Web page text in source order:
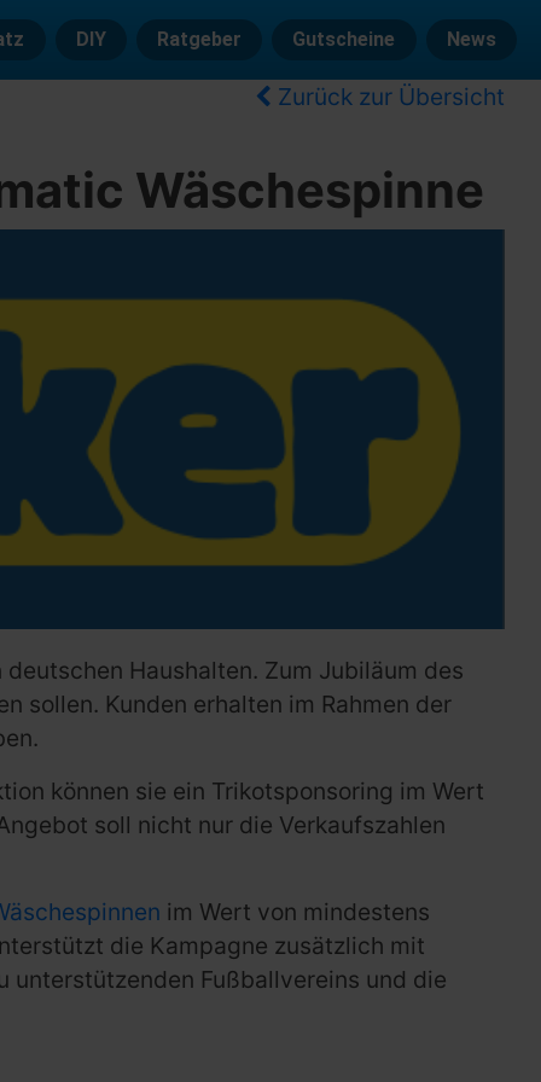
DIY Ratgeber Gutscheine News
Zurück zur Übersicht
Wäschespinne
Haushalten. Zum Jubiläum des
sollen. Kunden erhalten im Rahmen der
können sie ein Trikotsponsoring im Wert
soll nicht nur die Verkaufszahlen
im Wert von mindestens
die Kampagne zusätzlich mit
unterstützenden Fußballvereins und die